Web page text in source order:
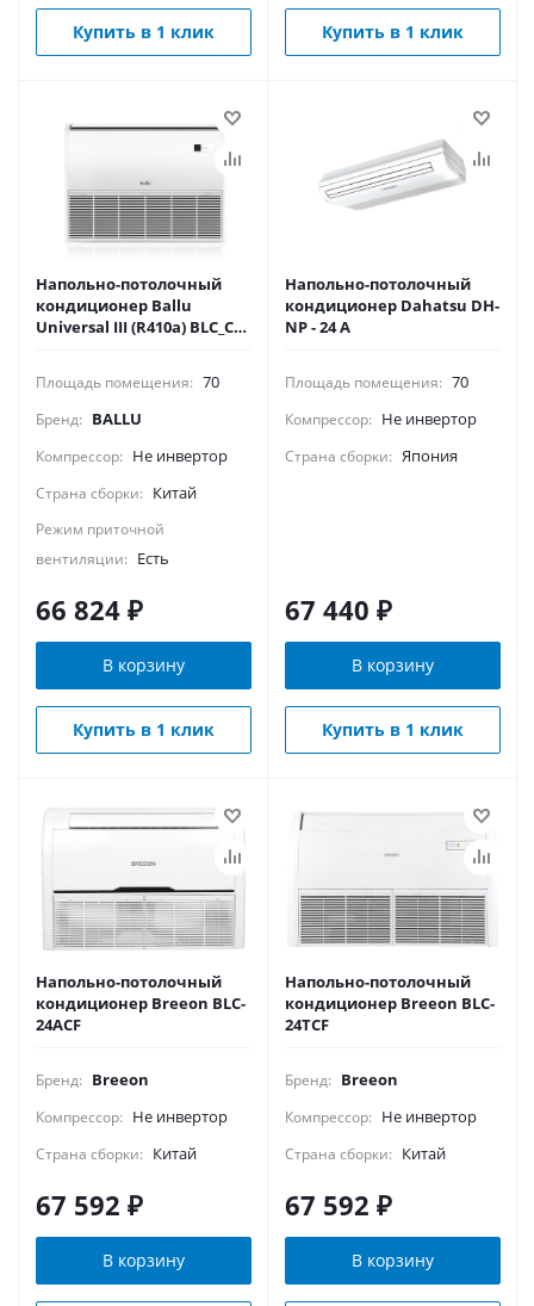
Купить в 1 клик Купить в 1 клик
Напольно-потолочный
кондиционер Ballu
Universal III (R410a) BLC_CF-
Площадь помещения: 70
Бренд: BALLU
Компрессор: Не инвертор
Страна сборки: Китай
Режим приточной
вентиляции: Есть
66 824 ₽
В корзину
Купить в 1 клик
Напольно-потолочный
кондиционер Dahatsu DH-
NP - 24 А
Площадь помещения: 70
Компрессор: Не инвертор
Страна сборки: Япония
67 440 ₽
В корзину
Купить в 1 клик
Напольно-потолочный
кондиционер Breeon BLC-
24ACF
Бренд: Breeon
Компрессор: Не инвертор
Страна сборки: Китай
67 592 ₽
В корзину
Напольно-потолочный
кондиционер Breeon BLC-
24TCF
Бренд: Breeon
Компрессор: Не инвертор
Страна сборки: Китай
67 592 ₽
В корзину